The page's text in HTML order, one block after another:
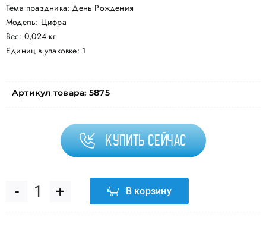
Тема праздника: День Рождения
Модель: Цифра
Вес: 0,024 кг
Единиц в упаковке: 1
Артикул товара: 5875
Купить сейчас
Количество
В корзину